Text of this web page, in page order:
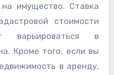
имущество. Ставка
стоимости
в
Кроме того, если вы
в аренду,